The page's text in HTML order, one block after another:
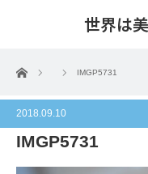
世界は
ホーム IMGP5731
2018.09.10
IMGP5731